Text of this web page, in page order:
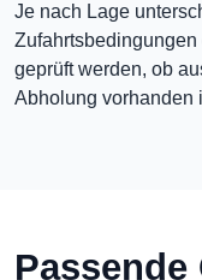
Je nach Lage
geprüft werden, ob
Abholung vorhanden